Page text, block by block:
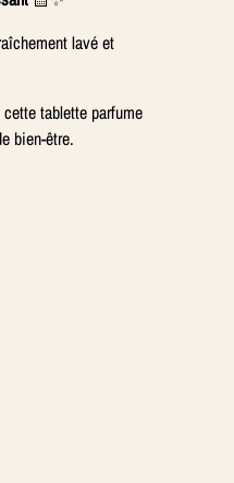
lavé et
tablette parfume
bien-être.